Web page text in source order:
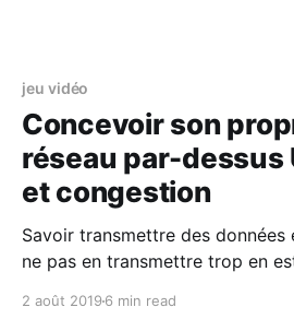
jeu vidéo
Concevoir son
réseau par-dessus
et congestion
Savoir transmettre des données
ne pas en transmettre trop en
2 août 2019 6 min read